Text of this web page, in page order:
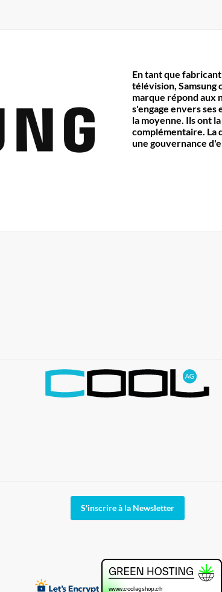
En tant que
télévision, Samsung
marque répond aux
s'engage envers ses
la moyenne. Ils ont
complémentaire. La
une gouvernance
S'inscrire à la Newsletter